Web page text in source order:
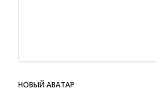
НОВЫЙ АВАТАР